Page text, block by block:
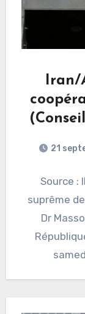
Iran/
21
Source :
suprême
Dr